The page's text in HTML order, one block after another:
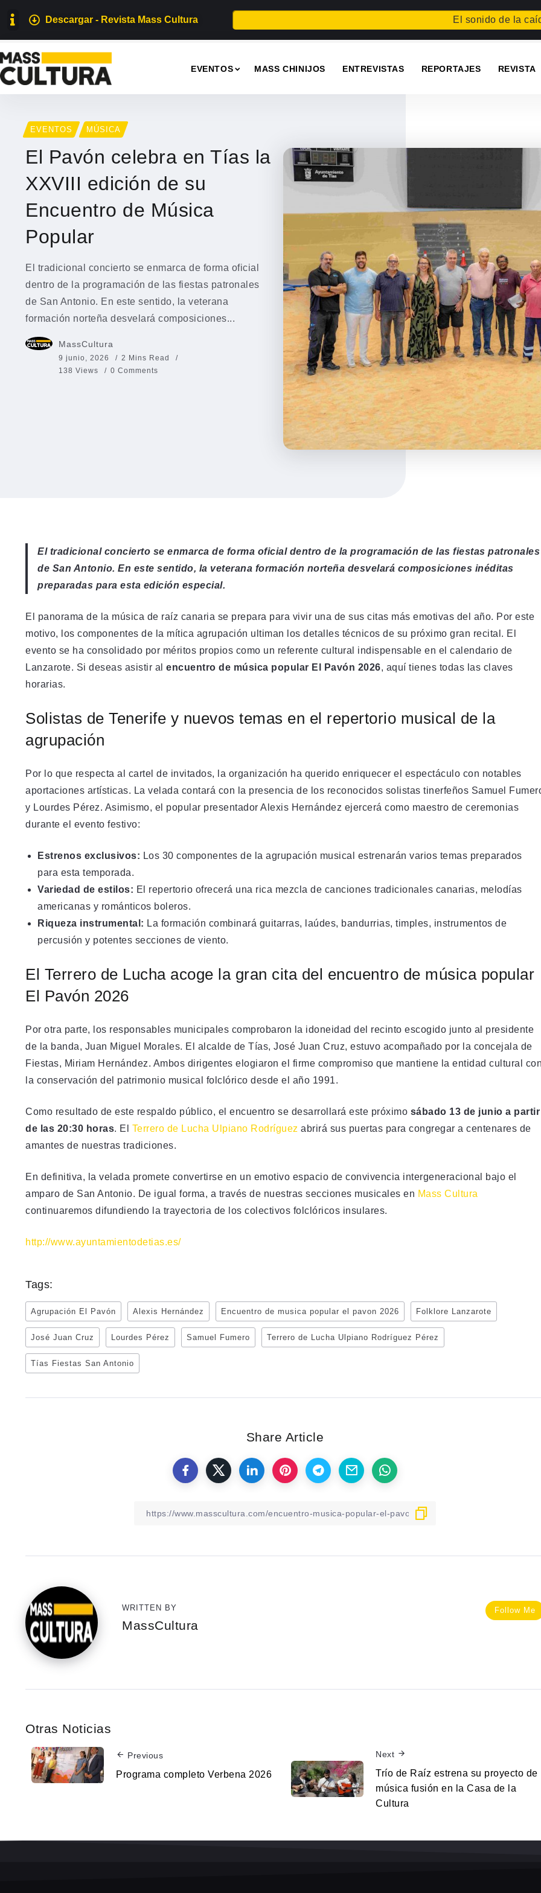
Descargar - Revista Mass Cultura El sonido de la caída
EVENTOS MASS CHINIJOS ENTREVISTAS REPORTAJES REVISTA
EVENTOS MÚSICA
El Pavón celebra en Tías la
XXVIII edición de su
Encuentro de Música
Popular
El tradicional concierto se enmarca de forma oficial
dentro de la programación de las fiestas patronales
de San Antonio. En este sentido, la veterana
formación norteña desvelará composiciones...
MassCultura
9 junio, 2026
2 Mins Read
138 Views
0 Comments
El tradicional concierto se enmarca de forma oficial dentro de la programación de las fiestas patronales
de San Antonio. En este sentido, la veterana formación norteña desvelará composiciones inéditas
preparadas para esta edición especial.
El panorama de la música de raíz canaria se prepara para vivir una de sus citas más emotivas del año. Por este
motivo, los componentes de la mítica agrupación ultiman los detalles técnicos de su próximo gran recital. El
evento se ha consolidado por méritos propios como un referente cultural indispensable en el calendario de
Lanzarote. Si deseas asistir al encuentro de música popular El Pavón 2026, aquí tienes todas las claves
horarias.
Solistas de Tenerife y nuevos temas en el repertorio musical de la
agrupación
Por lo que respecta al cartel de invitados, la organización ha querido enriquecer el espectáculo con notables
aportaciones artísticas. La velada contará con la presencia de los reconocidos solistas tinerfeños Samuel
y Lourdes Pérez. Asimismo, el popular presentador Alexis Hernández ejercerá como maestro de ceremonias
durante el evento festivo:
Estrenos exclusivos: Los 30 componentes de la agrupación musical estrenarán varios temas preparados
para esta temporada.
Variedad de estilos: El repertorio ofrecerá una rica mezcla de canciones tradicionales canarias, melodías
americanas y románticos boleros.
Riqueza instrumental: La formación combinará guitarras, laúdes, bandurrias, timples, instrumentos de
percusión y potentes secciones de viento.
El Terrero de Lucha acoge la gran cita del encuentro de música popular
El Pavón 2026
Por otra parte, los responsables municipales comprobaron la idoneidad del recinto escogido junto al presidente
de la banda, Juan Miguel Morales. El alcalde de Tías, José Juan Cruz, estuvo acompañado por la concejala de
Fiestas, Miriam Hernández. Ambos dirigentes elogiaron el firme compromiso que mantiene la entidad cultural
la conservación del patrimonio musical folclórico desde el año 1991.
Como resultado de este respaldo público, el encuentro se desarrollará este próximo sábado 13 de junio a partir
de las 20:30 horas. El Terrero de Lucha Ulpiano Rodríguez abrirá sus puertas para congregar a centenares de
amantes de nuestras tradiciones.
En definitiva, la velada promete convertirse en un emotivo espacio de convivencia intergeneracional bajo el
amparo de San Antonio. De igual forma, a través de nuestras secciones musicales en Mass Cultura
continuaremos difundiendo la trayectoria de los colectivos folclóricos insulares.
http://www.ayuntamientodetias.es/
Tags:
Agrupación El Pavón Alexis Hernández Encuentro de musica popular el pavon 2026 Folklore Lanzarote
José Juan Cruz Lourdes Pérez Samuel Fumero Terrero de Lucha Ulpiano Rodríguez Pérez
Tías Fiestas San Antonio
Share Article
Follow Me
WRITTEN BY
MassCultura
Otras Noticias
Previous
Programa completo Verbena 2026
Next
Trío de Raíz estrena su proyecto de
música fusión en la Casa de la
Cultura